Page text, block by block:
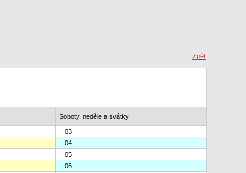
Zpět
Soboty, neděle a svátky
03
04
05
06